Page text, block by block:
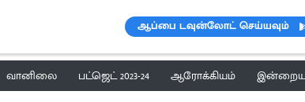
ஆப்பை டவுன்லோட் செய்யவும்
வானிலை பட்ஜெட் 2023-24 ஆரோக்கியம் இன்றைய